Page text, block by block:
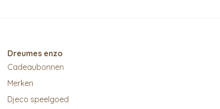
Dreumes enzo
Cadeaubonnen
Merken
Djeco speelgoed